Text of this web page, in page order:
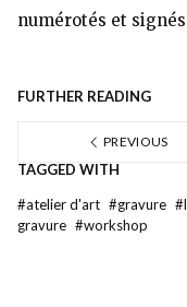
numérotés et
FURTHER READING
PREVIOUS
TAGGED WITH
#atelier d'art #gravure #
gravure #workshop